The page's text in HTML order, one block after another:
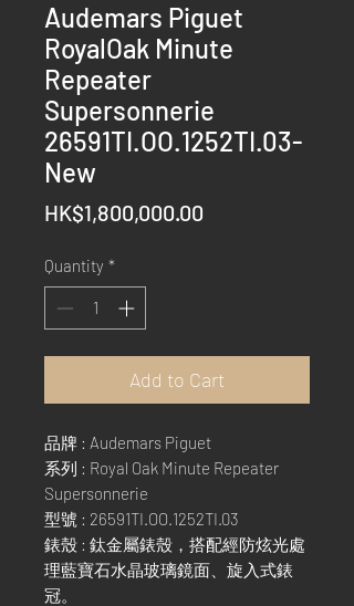
Audemars Piguet
RoyalOak Minute
Repeater
Supersonnerie
26591TI.OO.1252TI.03-
New
HK$1,800,000.00
Quantity *
Add to Cart
品牌 : Audemars Piguet
系列 : Royal Oak Minute Repeater
Supersonnerie
型號 : 26591TI.OO.1252TI.03
錶殼 : 鈦金屬錶殼，搭配經防炫光處
理藍寶石水晶玻璃鏡面、旋入式錶
冠。